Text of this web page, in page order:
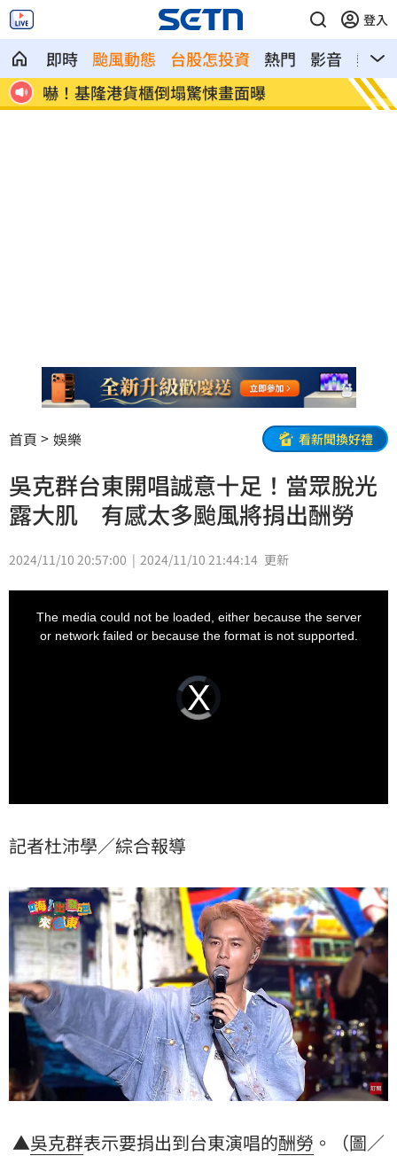
登入
即時 颱風動態 台股怎投資 熱門 影音
熱搜
黑面歸寧宴險虛脫 愛女：是他愛我的方
式
2026
圍
首頁 娛樂 看新聞換好禮
吳克群台東開唱誠意十足！當眾脫光
露大肌 有感太多颱風將捐出酬勞
2024/11/10 20:57:00 2024/11/10 21:44:14 更新
Video
Player
loading.
The media could not be loaded, either because the server
or network failed or because the format is not supported.
記者杜沛學／綜合報導
▲吳克群表示要捐出到台東演唱的酬勞 。（圖／